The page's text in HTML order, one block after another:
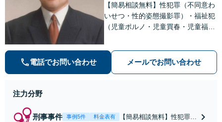
【簡易相談無料】性犯罪（不同意わ
いせつ・性的姿態撮影罪）・福祉犯
（児童ポルノ・児童買春・児童福祉
等）に非常に詳しい弁護士です
電話でお問い合わせ メールでお問い合わせ
注力分野
刑事事件 事例5件 料金表有
【簡易相談無料】性犯罪